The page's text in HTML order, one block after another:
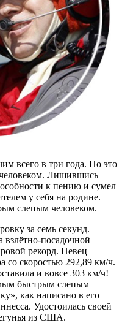
всего в три года. Но это
Лишившись
к пению и сумел
у себя на родине.
слепым человеком.
за семь секунд.
взлётно-посадочной
рекорд. Певец
со скоростью 292,89 км/ч.
и вовсе 303 км/ч!
быстрым слепым
как написано в его
Удостоилась своей
из США.